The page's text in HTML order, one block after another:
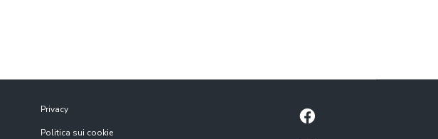
Privacy
Politica sui cookie